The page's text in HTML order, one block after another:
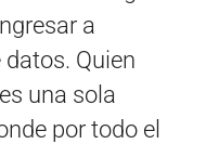
a
Quien
una sola
por todo el